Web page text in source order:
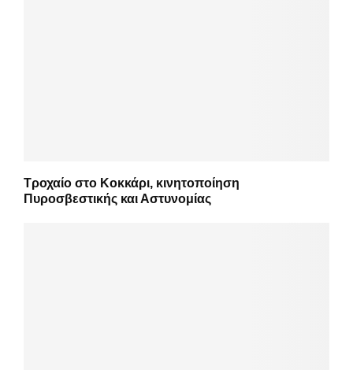
Τροχαίο στο Κοκκάρι, κινητοποίηση
Πυροσβεστικής και Αστυνομίας